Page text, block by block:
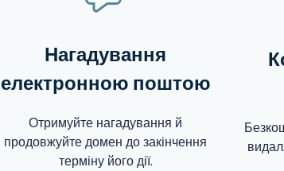
Нагадування
електронною поштою
Отримуйте нагадування й
продовжуйте домен до закінчення
терміну його дії.